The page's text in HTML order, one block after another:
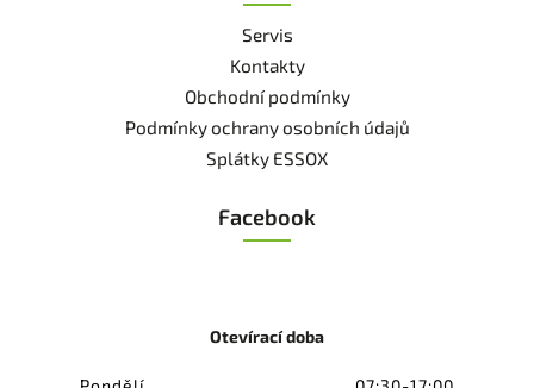
Servis
Kontakty
Obchodní podmínky
Podmínky ochrany osobních údajů
Splátky ESSOX
Facebook
Otevírací doba